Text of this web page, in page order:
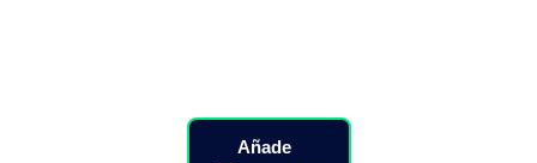
Añade